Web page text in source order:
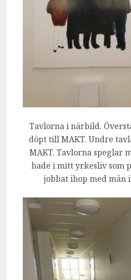
Tavlorna i närbild.
döpt till MAKT. Undre
MAKT. Tavlorna speglar
hade i mitt yrkesliv som
jobbat ihop med män